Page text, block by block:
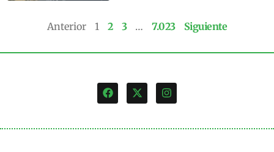
Anterior 1 2 3 … 7.023 Siguiente